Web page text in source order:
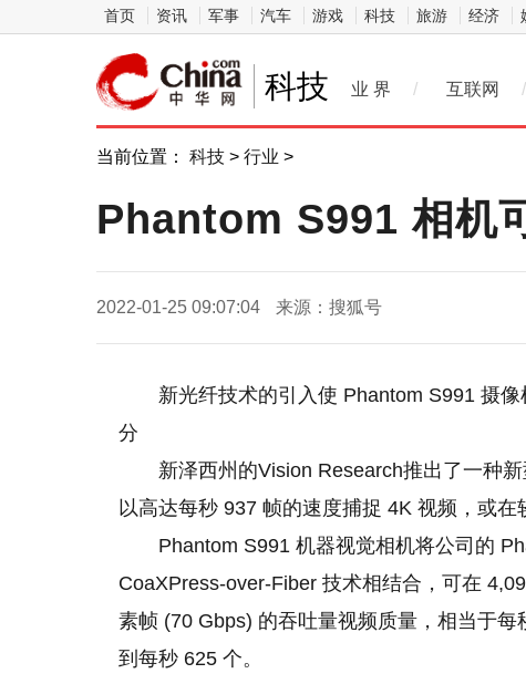
首页 资讯 军事 汽车 游戏 科技 旅游 经济
科技 业 界 / 互联网 /
当前位置： 科技 > 行业 >
Phantom S991 相机
2022-01-25 09:07:04 来源：搜狐号
新光纤技术的引入使 Phantom S991 摄
分
新泽西州的Vision Research推出了一种
以高达每秒 937 帧的速度捕捉 4K 视频，或在
Phantom S991 机器视觉相机将公司的
CoaXPress-over-Fiber 技术相结合，可在
素帧 (70 Gbps) 的吞吐量视频质量，相当于
到每秒 625 个。